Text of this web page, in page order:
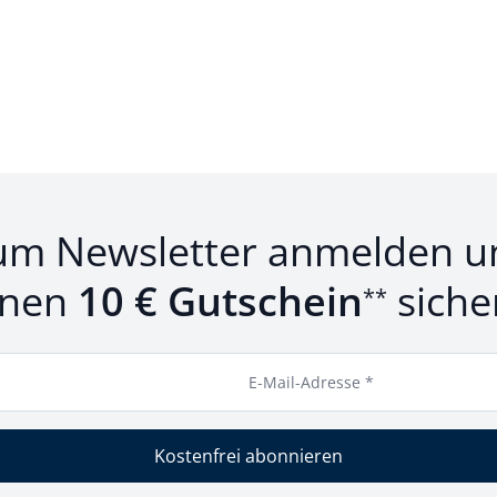
Newsletter anmelden
10 € Gutschein**
E-Mail-Adresse *
Kostenfrei abonnieren